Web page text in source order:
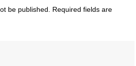
be published.
Required fields are